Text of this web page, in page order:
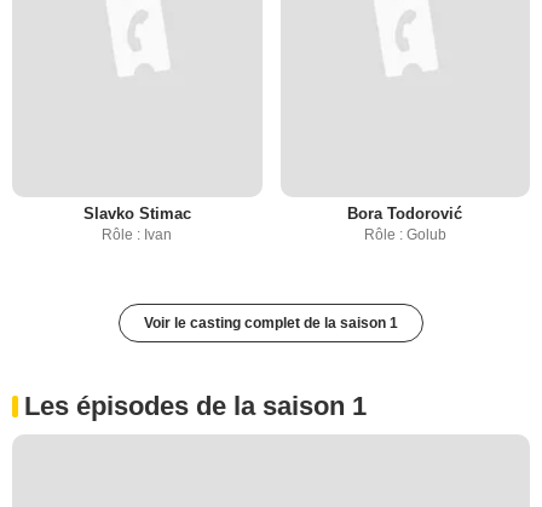
Slavko Stimac
Rôle : Ivan
Bora Todorović
Rôle : Golub
Voir le casting complet de la saison 1
Les épisodes de la saison 1